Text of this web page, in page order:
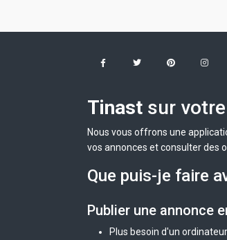
Tinast sur
Nous vous offrons une
vos annonces et consulter des
Que puis-je faire
Publier une annonce
Plus besoin d'un